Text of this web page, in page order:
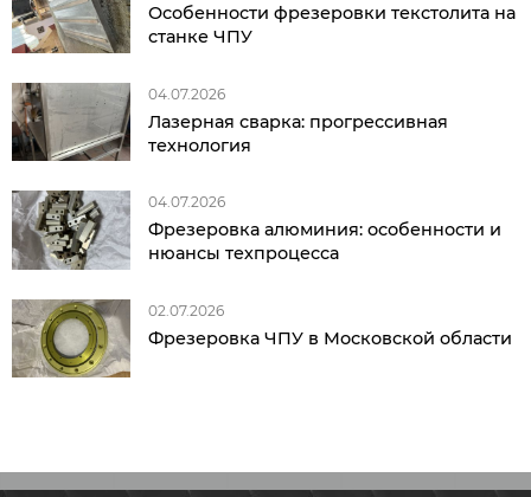
Особенности фрезеровки текстолита на
станке ЧПУ
04.07.2026
Лазерная сварка: прогрессивная
технология
04.07.2026
Фрезеровка алюминия: особенности и
нюансы техпроцесса
02.07.2026
Фрезеровка ЧПУ в Московской области